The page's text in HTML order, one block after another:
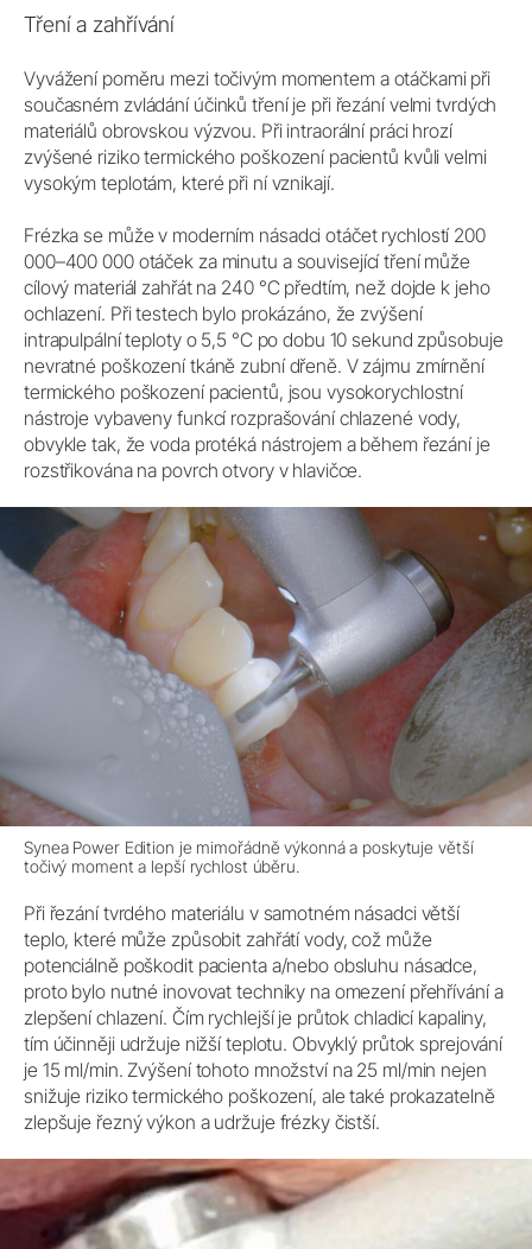
Tření a zahřívání
Vyvážení poměru mezi točivým momentem a otáčkami při
současném zvládání účinků tření je při řezání velmi tvrdých
materiálů obrovskou výzvou. Při intraorální práci hrozí
zvýšené riziko termického poškození pacientů kvůli velmi
vysokým teplotám, které při ní vznikají.
Frézka se může v moderním násadci otáčet rychlostí 200
000–400 000 otáček za minutu a související tření může
cílový materiál zahřát na 240 °C předtím, než dojde k jeho
ochlazení. Při testech bylo prokázáno, že zvýšení
intrapulpální teploty o 5,5 °C po dobu 10 sekund způsobuje
nevratné poškození tkáně zubní dřeně. V zájmu zmírnění
termického poškození pacientů, jsou vysokorychlostní
nástroje vybaveny funkcí rozprašování chlazené vody,
obvykle tak, že voda protéká nástrojem a během řezání je
rozstřikována na povrch otvory v hlavičce.
Synea Power Edition je mimořádně výkonná a poskytuje větší
točivý moment a lepší rychlost úběru.
Při řezání tvrdého materiálu v samotném násadci větší
teplo, které může způsobit zahřátí vody, což může
potenciálně poškodit pacienta a/nebo obsluhu násadce,
proto bylo nutné inovovat techniky na omezení přehřívání a
zlepšení chlazení. Čím rychlejší je průtok chladicí kapaliny,
tím účinněji udržuje nižší teplotu. Obvyklý průtok sprejování
je 15 ml/min. Zvýšení tohoto množství na 25 ml/min nejen
snižuje riziko termického poškození, ale také prokazatelně
zlepšuje řezný výkon a udržuje frézky čistší.